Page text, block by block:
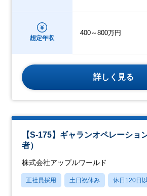
想定年収
400～800万円
詳しく見る
【S-175】ギャランオペレーショ
者）
株式会社アップルワールド
正社員採用 土日祝休み 休日120日